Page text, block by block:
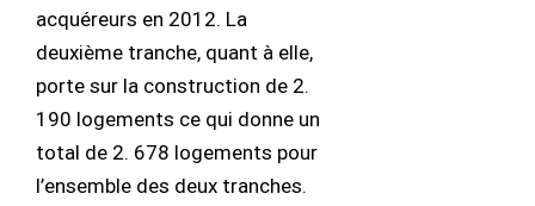
acquéreurs en 2012. La
deuxième tranche, quant à elle,
porte sur la construction de 2.
190 logements ce qui donne un
total de 2. 678 logements pour
l’ensemble des deux tranches.